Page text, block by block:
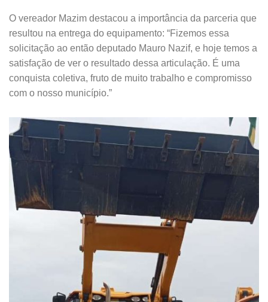
O vereador Mazim destacou a importância da parceria que
resultou na entrega do equipamento: “Fizemos essa
solicitação ao então deputado Mauro Nazif, e hoje temos a
satisfação de ver o resultado dessa articulação. É uma
conquista coletiva, fruto de muito trabalho e compromisso
com o nosso município.”